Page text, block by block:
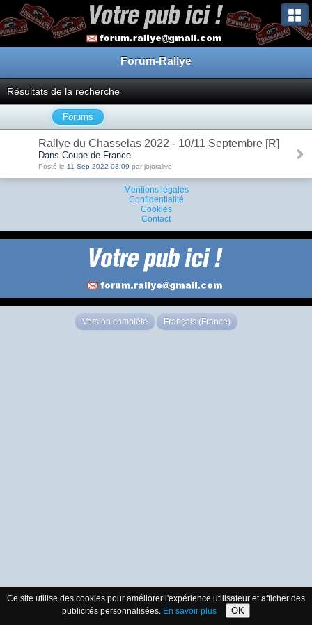
Forum-Rallye
Résultats de la recherche
Forums
Rallye du Chasselas 2022 - 10/11 Septembre [R]
Dans Coupe de France
Posté le 11 Sep 2022 03:09 par jojorallye
Mentions légales
Confidentialité
Cookies
Contact
Version complète Français (France)
Ce site utilise des cookies pour améliorer l'expérience utilisateur et afficher des
publicités personnalisées. En savoir plus OK